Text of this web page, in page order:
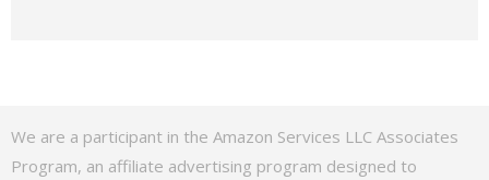
We are a participant in the Amazon Services LLC Associates
Program, an affiliate advertising program designed to